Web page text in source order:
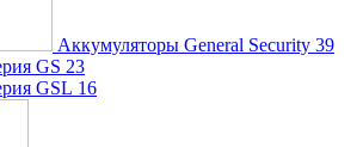
Аккумуляторы General Security 39
GS 23
GSL 16